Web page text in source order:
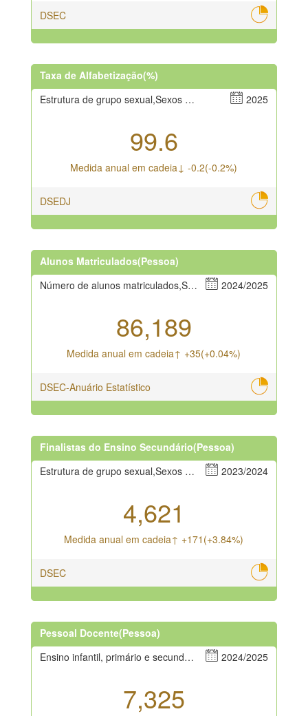
DSEC
Taxa de Alfabetização(%)
Estrutura de grupo sexual,Sexos masculino e feminino
2025
99.6
Medida anual em cadeia↓ -0.2(-0.2%)
DSEDJ
Alunos Matriculados(Pessoa)
Número de alunos matriculados,Sexos masculino e feminino
2024/2025
86,189
Medida anual em cadeia↑ +35(+0.04%)
DSEC-Anuário Estatístico
Finalistas do Ensino Secundário(Pessoa)
Estrutura de grupo sexual,Sexos masculino e feminino
2023/2024
4,621
Medida anual em cadeia↑ +171(+3.84%)
DSEC
Pessoal Docente(Pessoa)
Ensino infantil, primário e secundário
2024/2025
7,325